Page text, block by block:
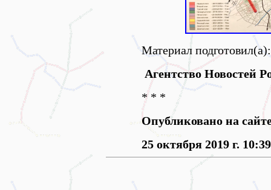
Материал
Агентство Новостей
* * *
Опубликовано на
25 октября 2019 г. 10:39